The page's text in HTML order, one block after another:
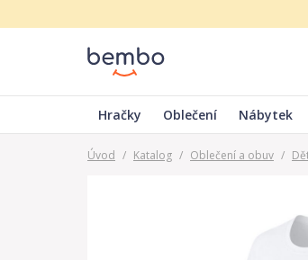
Hračky Oblečení Nábytek
Úvod / Katalog / Oblečení a obuv /